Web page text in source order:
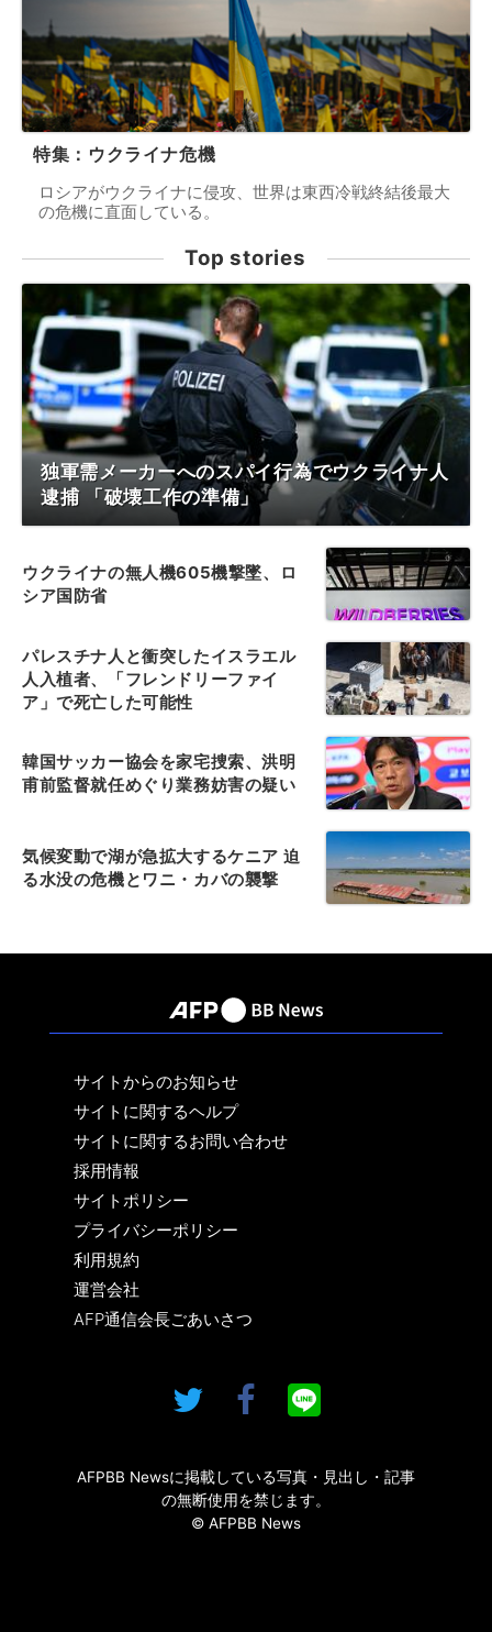
特集：ウクライナ危機
ロシアがウクライナに侵攻、世界は東西冷戦終結後最大
の危機に直面している。
Top stories
独軍需メーカーへのスパイ行為でウクライナ人
逮捕 「破壊工作の準備」
ウクライナの無人機605機撃墜、ロ
シア国防省
パレスチナ人と衝突したイスラエル
人入植者、「フレンドリーファイ
ア」で死亡した可能性
韓国サッカー協会を家宅捜索、洪明
甫前監督就任めぐり業務妨害の疑い
気候変動で湖が急拡大するケニア 迫
る水没の危機とワニ・カバの襲撃
サイトからのお知らせ
サイトに関するヘルプ
サイトに関するお問い合わせ
採用情報
サイトポリシー
プライバシーポリシー
利用規約
運営会社
AFP通信会長ごあいさつ
AFPBB Newsに掲載している写真・見出し・記事
の無断使用を禁じます。
© AFPBB News